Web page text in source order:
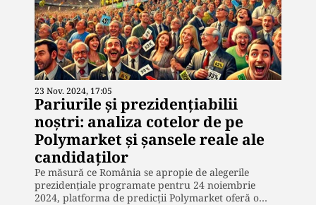
23 Nov. 2024, 17:05
Pariurile și prezidențiabilii
noștri: analiza cotelor de pe
Polymarket și șansele reale ale
candidaților
Pe măsură ce România se apropie de alegerile
prezidențiale programate pentru 24 noiembrie
2024, platforma de predicții Polymarket oferă o…